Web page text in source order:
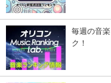
毎週の音
ク！